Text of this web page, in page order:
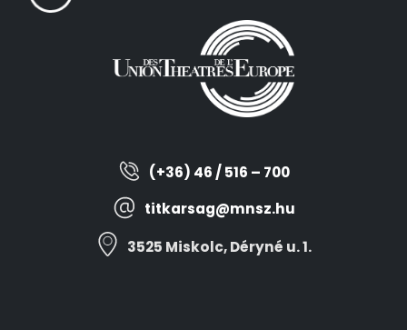
(+36) 46 / 516 – 700
titkarsag@mnsz.hu
3525 Miskolc, Déryné u. 1.